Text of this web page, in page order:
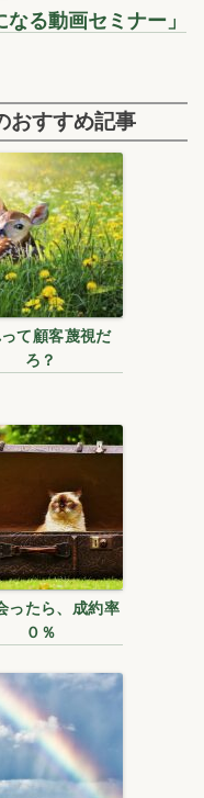
る動画セミナー」
おすすめ記事
て顧客蔑視だ
ろ？
ったら、成約率
０％